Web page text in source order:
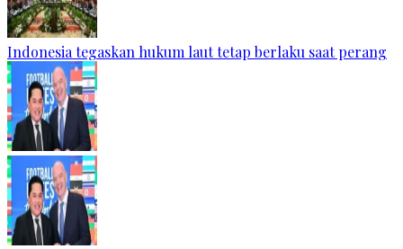
Indonesia tegaskan hukum laut tetap berlaku saat perang